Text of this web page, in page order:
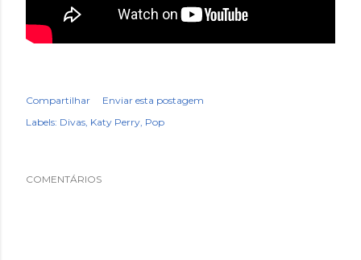
Compartilhar
Enviar esta postagem
Labels: Divas Katy Perry Pop
COMENTÁRIOS